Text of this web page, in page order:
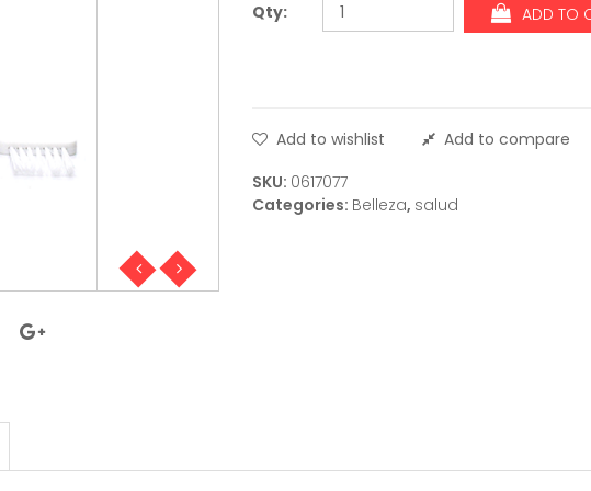
Qty: ADD TO
Add to wishlist
Add to compare
SKU: 0617077
Categories: Belleza, salud